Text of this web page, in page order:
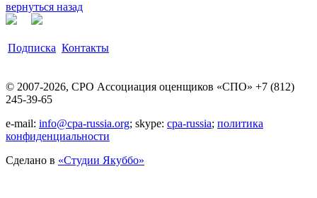
вернуться назад
Подписка Контакты
© 2007-2026, СРО Ассоциация оценщиков «СПО» +7 (812)
245-39-65
e-mail: info@cpa-russia.org; skype: cpa-russia; политика
конфиденциальности
Сделано в «Cтудии Якуббо»